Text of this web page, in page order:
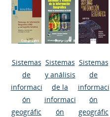
Sistemas
de
informaci
ón
geográfic
Sistemas
y análisis
de la
informaci
ón
Sistemas
de
informaci
ón
geográfic